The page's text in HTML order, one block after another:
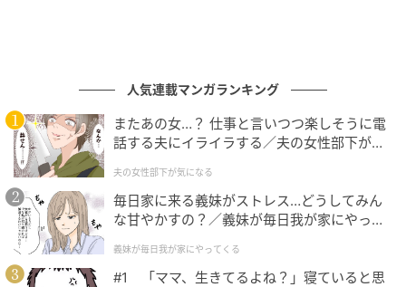
人気連載マンガランキング
またあの女…？ 仕事と言いつつ楽しそうに電
話する夫にイライラする／夫の女性部下が気
夫の女性部下が気になる
毎日家に来る義妹がストレス…どうしてみん
な甘やかすの？／義妹が毎日我が家にやって
が】
義妹が毎日我が家にやってくる
#1 「ママ、生きてるよね？」寝ていると思